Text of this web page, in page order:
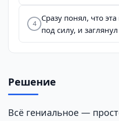
4
Сразу понял, что
под силу, и
Решение
Всё гениальное —